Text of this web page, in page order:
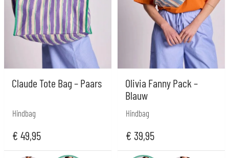
Claude Tote Bag – Paars
Hindbag
€ 49,95
Olivia Fanny Pack –
Blauw
Hindbag
€ 39,95